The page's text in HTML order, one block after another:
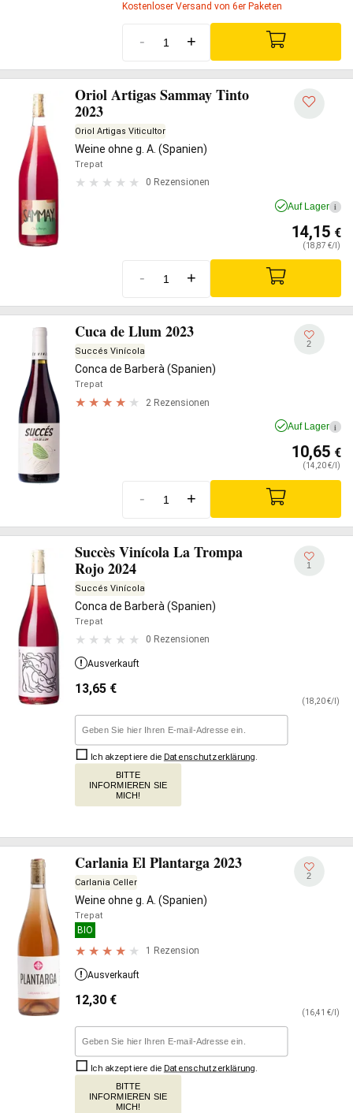
Kostenloser Versand von 6er Paketen
- +
Oriol Artigas Sammay Tinto
2023
Oriol Artigas Viticultor
Weine ohne g. A. (Spanien)
Trepat
0 Rezensionen
Auf Lager i
14,15 €
(18,87 €/l)
- +
Cuca de Llum 2023
Succés Vinícola
Conca de Barberà (Spanien)
Trepat
2 Rezensionen
2
Auf Lager i
10,65 €
(14,20 €/l)
- +
Succès Vinícola La Trompa
Rojo 2024
Succés Vinícola
Conca de Barberà (Spanien)
Trepat
0 Rezensionen
1
Ausverkauft
13,65 €
(18,20 €/l)
Ich akzeptiere die Datenschutzerklärung
BITTE
INFORMIEREN SIE
MICH!
Carlania El Plantarga 2023
Carlania Celler
Weine ohne g. A. (Spanien)
Trepat
BIO
1 Rezension
2
Ausverkauft
12,30 €
(16,41 €/l)
Ich akzeptiere die Datenschutzerklärung
BITTE
INFORMIEREN SIE
MICH!